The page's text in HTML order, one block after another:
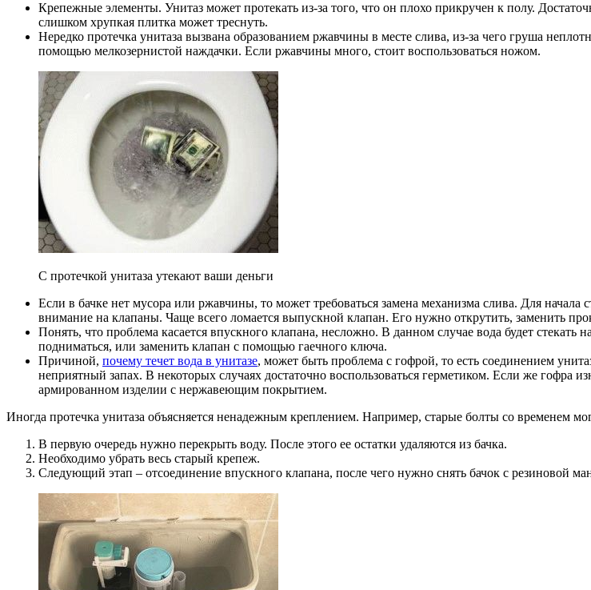
Крепежные элементы. Унитаз может протекать из-за того, что он плохо прикручен к полу.
слишком хрупкая плитка может треснуть.
Нередко протечка унитаза вызвана образованием ржавчины в месте слива, из-за чего груша
помощью мелкозернистой наждачки. Если ржавчины много, стоит воспользоваться ножом.
С протечкой унитаза утекают ваши деньги
Если в бачке нет мусора или ржавчины, то может требоваться замена механизма слива. Для начала
внимание на клапаны. Чаще всего ломается выпускной клапан. Его нужно открутить, заменить
Понять, что проблема касается впускного клапана, несложно. В данном случае вода будет
подниматься, или заменить клапан с помощью гаечного ключа.
Причиной, почему течет вода в унитазе, может быть проблема с гофрой, то есть соединением
неприятный запах. В некоторых случаях достаточно воспользоваться герметиком. Если же гофра
армированном изделии с нержавеющим покрытием.
Иногда протечка унитаза объясняется ненадежным креплением. Например, старые болты со временем
В первую очередь нужно перекрыть воду. После этого ее остатки удаляются из бачка.
Необходимо убрать весь старый крепеж.
Следующий этап – отсоединение впускного клапана, после чего нужно снять бачок с резиновой